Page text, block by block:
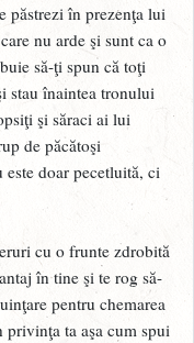
păstrezi în prezenţa lui
nu arde şi sunt ca o
să-ţi spun că toţi
stau înaintea tronului
şi săraci ai lui
de păcătoşi
este doar pecetluită, ci
cu o frunte zdrobită
în tine şi te rog să-
pentru chemarea
ta aşa cum spui